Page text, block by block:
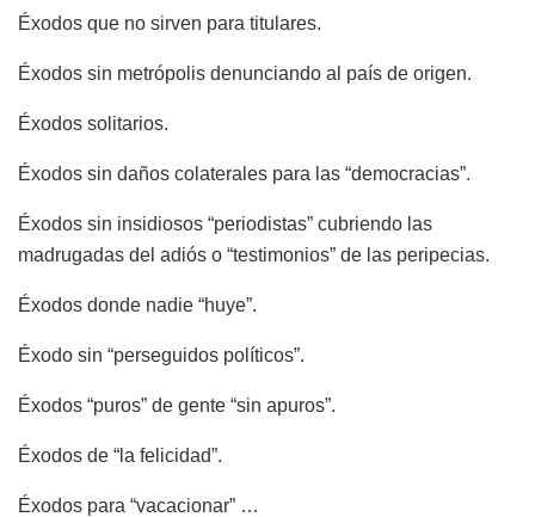
Éxodos que no sirven para titulares.
Éxodos sin metrópolis denunciando al país de origen.
Éxodos solitarios.
Éxodos sin daños colaterales para las “democracias”.
Éxodos sin insidiosos “periodistas” cubriendo las
madrugadas del adiós o “testimonios” de las peripecias.
Éxodos donde nadie “huye”.
Éxodo sin “perseguidos políticos”.
Éxodos “puros” de gente “sin apuros”.
Éxodos de “la felicidad”.
Éxodos para “vacacionar” …